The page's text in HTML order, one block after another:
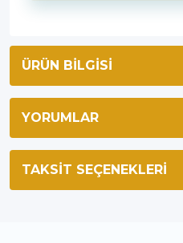
ÜRÜN BILGISI
YORUMLAR
TAKSIT SEÇENEKLERI